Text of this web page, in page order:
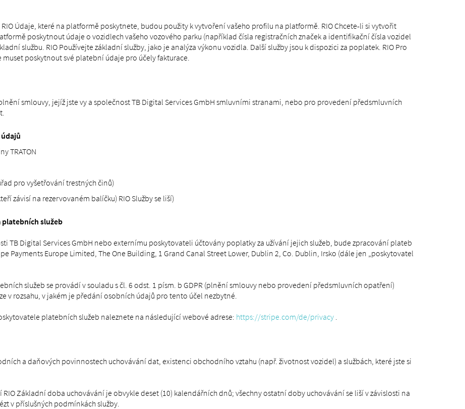
Údaje, které na platformě poskytnete, budou použity k vytvoření vašeho profilu na platformě. RIO Chcete-li si vytvořit
poskytnout údaje o vozidlech vašeho vozového parku (například čísla registračních značek a identifikační čísla vozidel
službu. RIO Používejte základní služby, jako je analýza výkonu vozidla. Další služby jsou k dispozici za poplatek. RIO Pro
poskytnout své platební údaje pro účely fakturace.
smlouvy, jejíž jste vy a společnost TB Digital Services GmbH smluvními stranami, nebo pro provedení předsmluvních
TRATON
pro vyšetřování trestných činů)
závisí na rezervovaném balíčku) RIO Služby se liší)
služeb
TB Digital Services GmbH nebo externímu poskytovateli účtovány poplatky za užívání jejich služeb, bude zpracování plateb
Payments Europe Limited, The One Building, 1 Grand Canal Street Lower, Dublin 2, Co. Dublin, Irsko (dále jen „poskytovatel
služeb se provádí v souladu s čl. 6 odst. 1 písm. b GDPR (plnění smlouvy nebo provedení předsmluvních opatření)
v rozsahu, v jakém je předání osobních údajů pro tento účel nezbytné.
platebních služeb naleznete na následující webové adrese: https://stripe.com/de/privacy.
a daňových povinnostech uchovávání dat, existenci obchodního vztahu (např. životnost vozidel) a službách, které jste si
Základní doba uchovávání je obvykle deset (10) kalendářních dnů; všechny ostatní doby uchovávání se liší v závislosti na
v příslušných podmínkách služby.